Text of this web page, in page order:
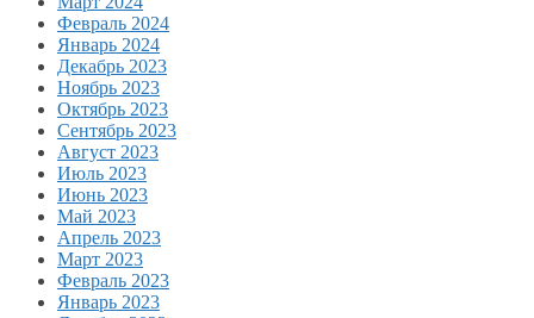
Февраль 2024
Январь 2024
Декабрь 2023
Ноябрь 2023
Октябрь 2023
Сентябрь 2023
Август 2023
Июль 2023
Июнь 2023
Май 2023
Апрель 2023
Март 2023
Февраль 2023
Январь 2023